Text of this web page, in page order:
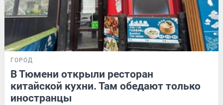
ГОРОД
В Тюмени открыли ресторан
китайской кухни. Там обедают только
иностранцы